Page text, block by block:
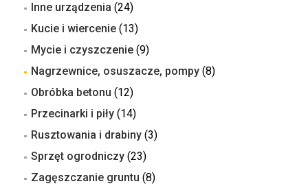
Inne urządzenia (24)
Kucie i wiercenie (13)
Mycie i czyszczenie (9)
Nagrzewnice, osuszacze, pompy (8)
Obróbka betonu (12)
Przecinarki i piły (14)
Rusztowania i drabiny (3)
Sprzęt ogrodniczy (23)
Zagęszczanie gruntu (8)